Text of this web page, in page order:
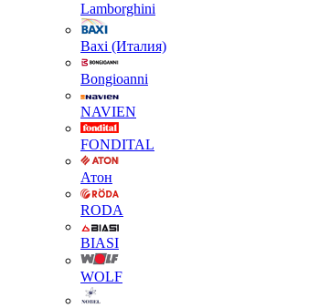
Lamborghini
Baxi (Италия)
Вongioanni
NAVIEN
FONDITAL
Атон
RODA
BIASI
WOLF